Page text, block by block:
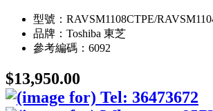
型號：RAVSM1108CTPE/
品牌：Toshiba 東芝
參考編碼：6092
$13,950.00